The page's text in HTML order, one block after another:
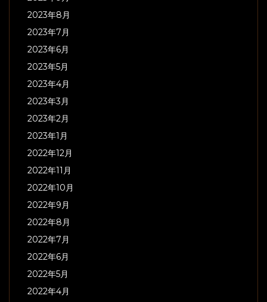
2023年8月
2023年7月
2023年6月
2023年5月
2023年4月
2023年3月
2023年2月
2023年1月
2022年12月
2022年11月
2022年10月
2022年9月
2022年8月
2022年7月
2022年6月
2022年5月
2022年4月